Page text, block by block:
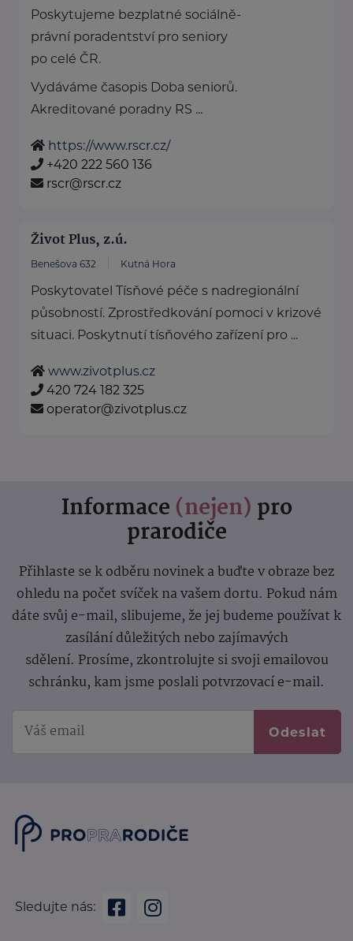
Poskytujeme bezplatné sociálně-
právní poradentství pro seniory
po celé ČR.
Vydáváme časopis Doba seniorů.
Akreditované poradny RS ...
https://www.rscr.cz/
+420 222 560 136
rscr@rscr.cz
Život Plus, z.ú.
Benešova 632 Kutná Hora
Poskytovatel Tísňové péče s nadregionální
působností. Zprostředkování pomoci v krizové
situaci. Poskytnutí tísňového zařízení pro ...
www.zivotplus.cz
420 724 182 325
operator@zivotplus.cz
Informace (nejen) pro
prarodiče
Přihlaste se k odběru novinek a buďte v obraze bez
ohledu na počet svíček na vašem dortu. Pokud nám
dáte svůj e-mail, slibujeme, že jej budeme používat k
zasílání důležitých nebo zajímavých
sdělení. Prosíme, zkontrolujte si svoji emailovou
schránku, kam jsme poslali potvrzovací e-mail.
Odeslat
Sledujte nás: